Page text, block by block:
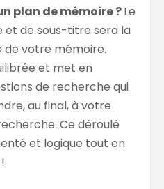
plan de mémoire ?Le
de sous-titre sera la
de votre mémoire.
et met en
de recherche qui
au final, à votre
Ce déroulé
et logique tout en